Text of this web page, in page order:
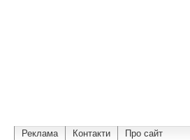
Реклама Контакти Про сайт